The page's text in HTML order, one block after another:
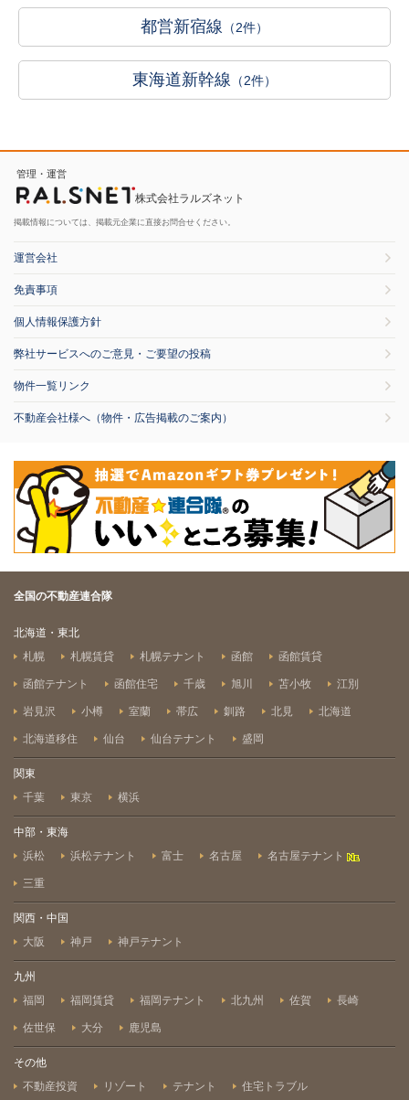
都営新宿線 （2件）
東海道新幹線 （2件）
管理・運営
株式会社ラルズネット
掲載情報については、掲載元企業に直接お問合せください。
運営会社
免責事項
個人情報保護方針
弊社サービスへのご意見・ご要望の投稿
物件一覧リンク
不動産会社様へ（物件・広告掲載のご案内）
全国の不動産連合隊
北海道・東北
札幌
札幌賃貸 札幌テナント 函館 函館賃貸
函館テナント 函館住宅 千歳 旭川 苫小牧 江別
岩見沢 小樽 室蘭 帯広 釧路 北見 北海道
北海道移住 仙台 仙台テナント 盛岡
関東
千葉
東京 横浜
中部・東海
浜松
浜松テナント 富士 名古屋 名古屋テナント
三重
関西・中国
大阪
神戸 神戸テナント
九州
福岡
福岡賃貸 福岡テナント 北九州 佐賀 長崎
佐世保 大分 鹿児島
その他
不動産投資
リゾート テナント 住宅トラブル